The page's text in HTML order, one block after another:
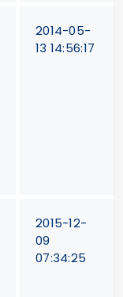
2014-05-
13 14:56:17
2015-12-
09
07:34:25